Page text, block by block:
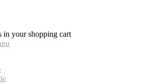
in your shopping cart